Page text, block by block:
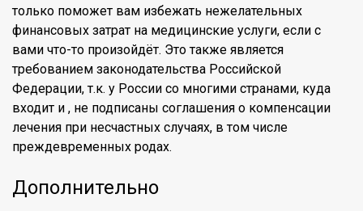
только поможет вам избежать нежелательных
финансовых затрат на медицинские услуги, если с
вами что-то произойдёт. Это также является
требованием законодательства Российской
Федерации, т.к. у России со многими странами, куда
входит и , не подписаны соглашения о компенсации
лечения при несчастных случаях, в том числе
преждевременных родах.
Дополнительно